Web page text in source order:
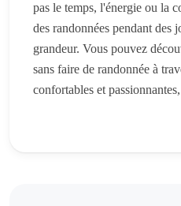
pas le temps, l'énergie ou la
des randonnées pendant des
grandeur. Vous pouvez
sans faire de randonnée à
confortables et